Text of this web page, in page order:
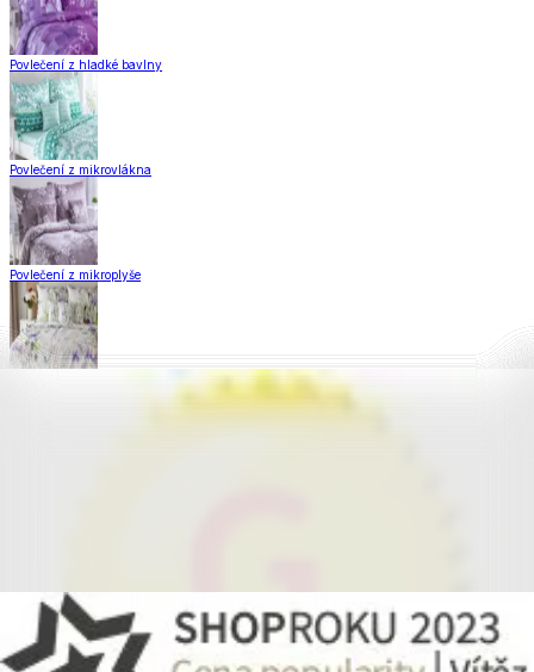
Povlečení z hladké bavlny
Povlečení z mikrovlákna
Povlečení z mikroplyše
Krepové povlečení